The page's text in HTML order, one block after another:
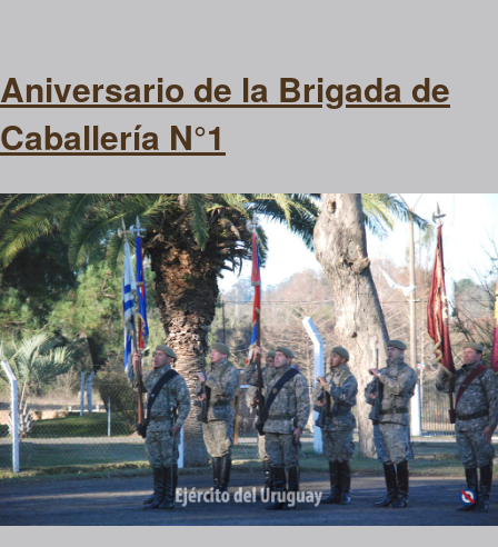
Aniversario de la Brigada de
Caballería N°1